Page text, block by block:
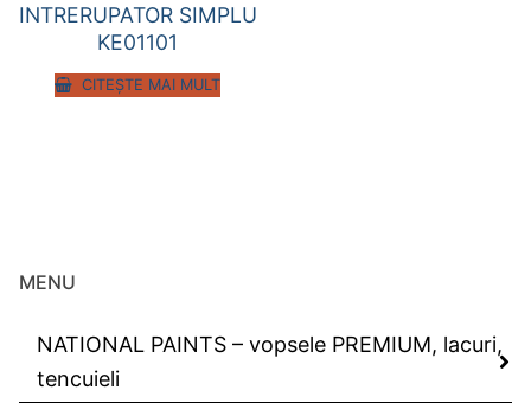
INTRERUPATOR SIMPLU
KE01101
CITEȘTE MAI MULT
MENU
NATIONAL PAINTS – vopsele PREMIUM, lacuri,
tencuieli